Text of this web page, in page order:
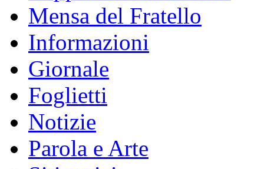
Mensa del Fratello
Informazioni
Giornale
Foglietti
Notizie
Parola e Arte